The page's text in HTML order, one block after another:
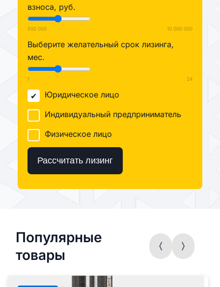
взноса, руб.
500 000 10 000 000
Выберите желательный срок лизинга,
мес.
1 24
Юридическое лицо
Индивидуальный предприниматель
Физическое лицо
Рассчитать лизинг
Популярные
товары